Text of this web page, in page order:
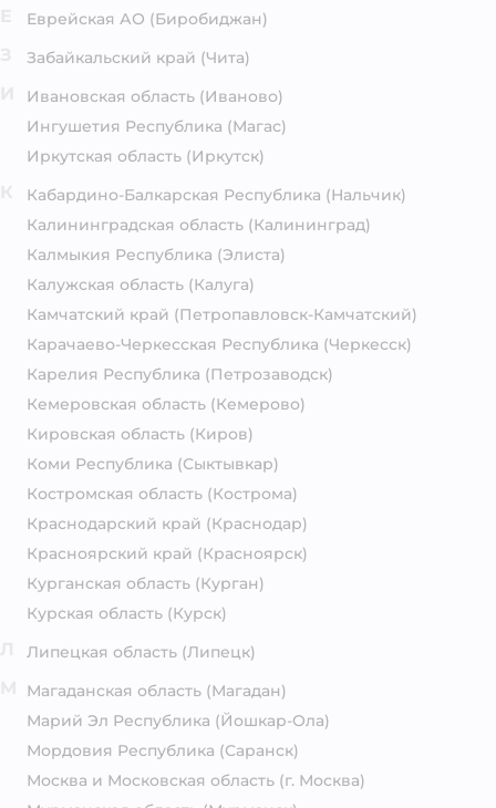
Еврейская АО (Биробиджан)
Забайкальский край (Чита)
Ивановская область (Иваново)
Ингушетия Республика (Магас)
Иркутская область (Иркутск)
Кабардино-Балкарская Республика (Нальчик)
Калининградская область (Калининград)
Калмыкия Республика (Элиста)
Калужская область (Калуга)
Камчатский край (Петропавловск-Камчатский)
Карачаево-Черкесская Республика (Черкесск)
Карелия Республика (Петрозаводск)
Кемеровская область (Кемерово)
Кировская область (Киров)
Коми Республика (Сыктывкар)
Костромская область (Кострома)
Краснодарский край (Краснодар)
Красноярский край (Красноярск)
Курганская область (Курган)
Курская область (Курск)
Липецкая область (Липецк)
Магаданская область (Магадан)
Марий Эл Республика (Йошкар-Ола)
Мордовия Республика (Саранск)
Москва и Московская область (г. Москва)